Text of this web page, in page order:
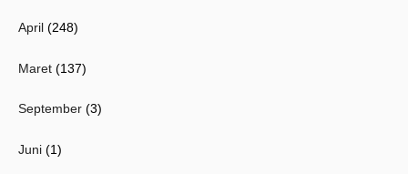
April (248)
Maret (137)
September (3)
Juni (1)